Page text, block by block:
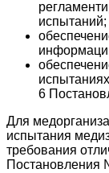
испытаний;
6
Для
испытания
требования
Постановления